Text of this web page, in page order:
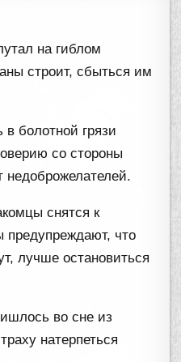
на гиблом
строит, сбыться им
болотной грязи
со стороны
недоброжелателей.
снятся к
предупреждают, что
лучше остановиться
во сне из
натерпеться